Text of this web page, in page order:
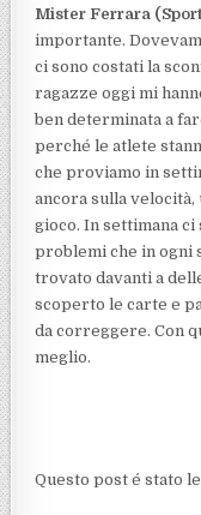
Mister Ferrara
importante.
ci sono costati la
ragazze oggi mi
ben determinata a
perché le atlete
che proviamo in
ancora sulla
gioco. In settimana
problemi che in ogni
trovato davanti a
scoperto le carte e
da correggere. Con
meglio.
Questo post é stato